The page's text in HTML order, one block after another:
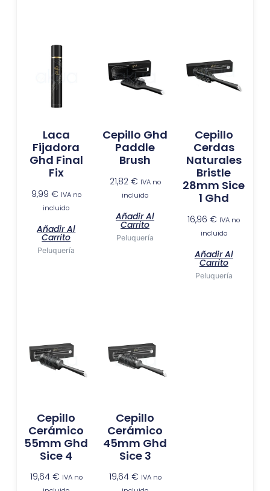
Laca
Fijadora
Ghd Final
Fix
9,99 € IVA no
incluido
Añadir Al
Carrito
Peluquería
Cepillo Ghd
Paddle
Brush
21,82 € IVA no
incluido
Añadir Al
Carrito
Peluquería
Cepillo
Cerdas
Naturales
Bristle
28mm Sice
1 Ghd
16,96€ IVA no
incluido
Añadir Al
Carrito
Peluquería
Cepillo
Cerámico
55mm Ghd
Sice 4
19,64 € IVA no
Cepillo
Cerámico
45mm Ghd
Sice 3
19,64 € IVA no